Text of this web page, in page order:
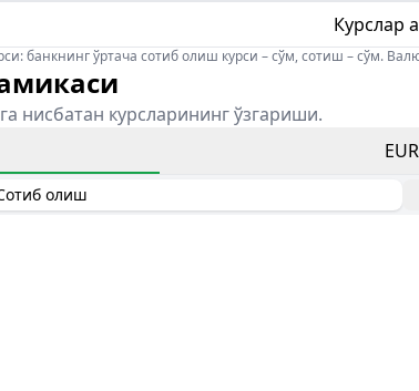
Курслар
банкнинг ўртача сотиб олиш курси – сўм, сотиш – сўм.
нисбатан курсларининг ўзгариши.
EUR
олиш